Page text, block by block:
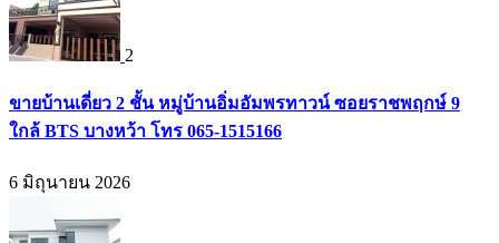
2
ขายบ้านเดี่ยว 2 ชั้น หมู่บ้านอิ่มอัมพรทาวน์ ซอยราชพฤกษ์ 9
ใกล้ BTS บางหว้า โทร 065-1515166
6 มิถุนายน 2026